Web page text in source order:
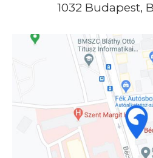
1032 Budapest,